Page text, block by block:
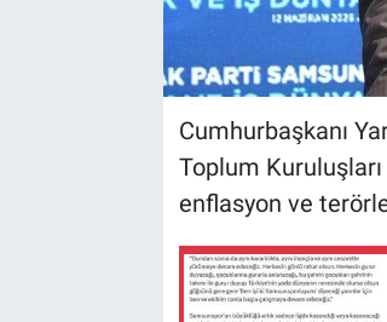
Cumhurbaşkanı
Toplum Kuruluşları
enflasyon ve